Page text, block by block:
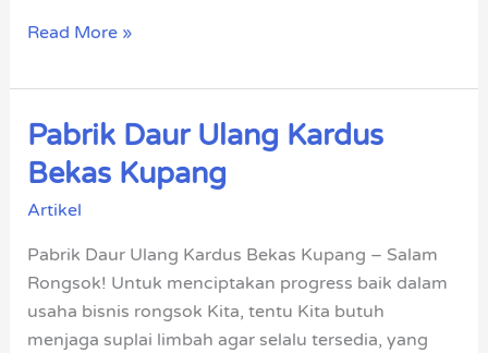
Read More »
Pabrik Daur Ulang Kardus
Bekas Kupang
Artikel
Pabrik Daur Ulang Kardus Bekas Kupang – Salam
Rongsok! Untuk menciptakan progress baik dalam
usaha bisnis rongsok Kita, tentu Kita butuh
menjaga suplai limbah agar selalu tersedia, yang
Pabrik
Daur
Ulang
Kardus